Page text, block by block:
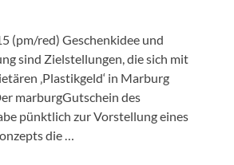
(pm/red) Geschenkidee und
sind Zielstellungen, die sich mit
‚Plastikgeld‘ in Marburg
marburgGutschein des
pünktlich zur Vorstellung eines
die …